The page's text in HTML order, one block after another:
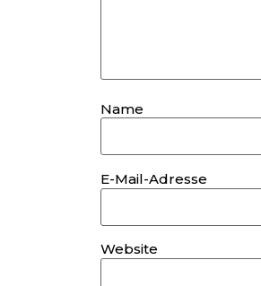
Name
E-Mail-Adresse
Website